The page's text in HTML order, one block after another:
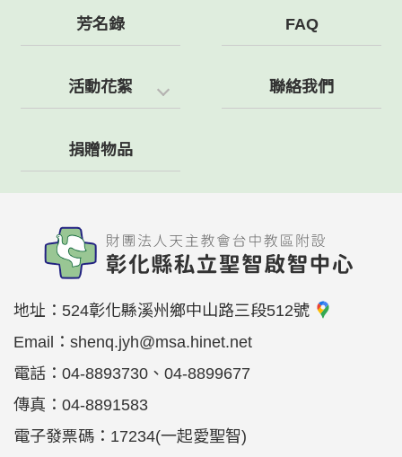
芳名錄 FAQ
活動花絮 聯絡我們
捐贈物品
地址： 524彰化縣溪州鄉中山路三段512號
Email： shenq.jyh@msa.hinet.net
電話： 04-8893730、04-8899677
傳真： 04-8891583
電子發票碼：17234(一起愛聖智)